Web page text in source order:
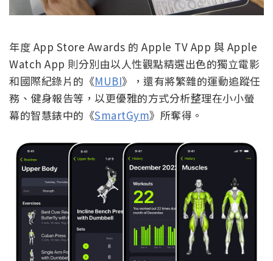
年度 App Store Awards 的 Apple TV App 與 Apple
Watch App 則分別由以人性觀點精選出色的獨立電影
和國際紀錄片的《MUBI》，還有將繁雜的運動追蹤任
務、健身報告等，以更優雅的方式分析整理在小小螢
幕的智慧錶中的《SmartGym》所奪得。